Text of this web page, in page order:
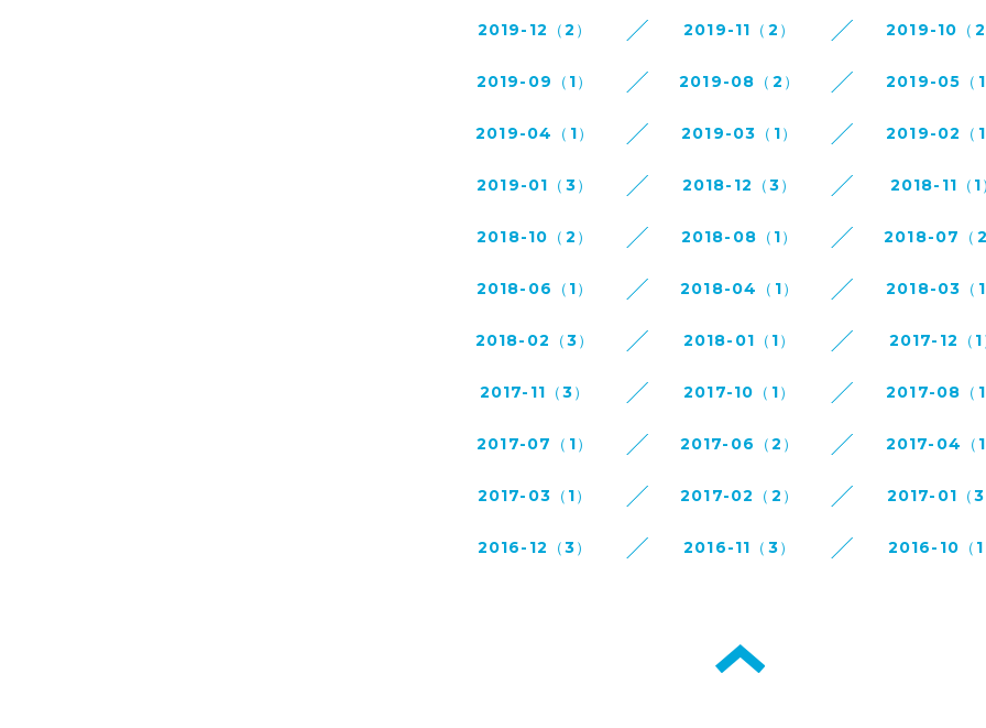
2019-12（2） 2019-11（2） 2019-10（2
2019-09（1） 2019-08（2） 2019-05（1
2019-04（1） 2019-03（1） 2019-02（1
2019-01（3） 2018-12（3） 2018-11（1
2018-10（2） 2018-08（1） 2018-07（2
2018-06（1） 2018-04（1） 2018-03（1
2018-02（3） 2018-01（1） 2017-12（1
2017-11（3） 2017-10（1） 2017-08（1
2017-07（1） 2017-06（2） 2017-04（1
2017-03（1） 2017-02（2） 2017-01（3
2016-12（3） 2016-11（3） 2016-10（1